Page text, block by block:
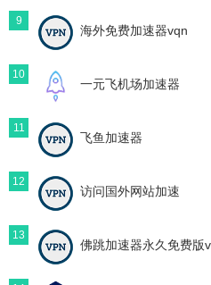
9
海外免费加速器vqn
10
一元飞机场加速器
11
飞鱼加速器
12
访问国外网站加速
13
佛跳加速器永久免费版